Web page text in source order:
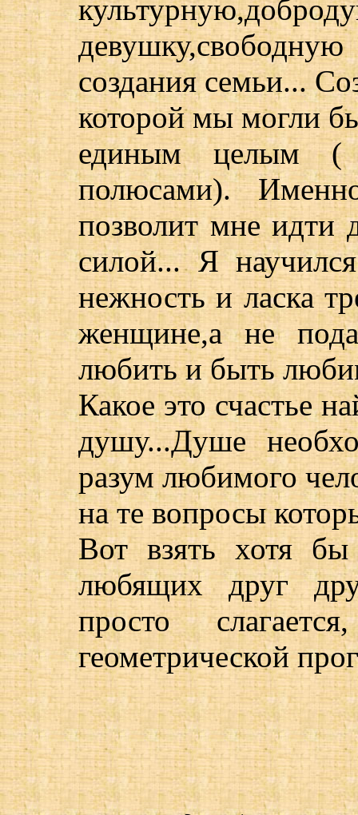
создания семьи...
которой мы могли
единым целым (
полюсами).
позволит мне идти
силой... Я
нежность и ласка
женщине,а не
любить и быть
Какое это счастье
душу...Душе
разум любимого
на те вопросы
Вот взять хотя бы
любящих друг
просто
геометрической